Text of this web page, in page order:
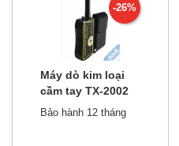
-26%
Máy dò kim loại
cầm tay TX-2002
Bảo hành 12 tháng